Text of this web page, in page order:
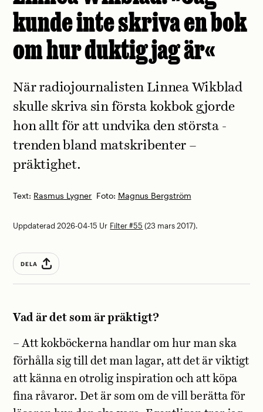
kunde inte skriva en bok
om hur duktig jag är«
Text: Rasmus Lygner Foto: Magnus Bergström
När radiojournalisten Linnea Wikblad
skulle skriva sin första kokbok gjorde
hon allt för att undvika den största ­
trenden bland matskribenter –
präktighet.
Uppdaterad 2026-04-15 Ur Filter #55 (23 mars 2017).
DELA
Vad är det som är präktigt?
– Att kokböckerna handlar om hur man ska
förhålla sig till det man lagar, att det är viktigt
att känna en otrolig inspiration och att köpa
fina råvaror. Det är som om de vill berätta för